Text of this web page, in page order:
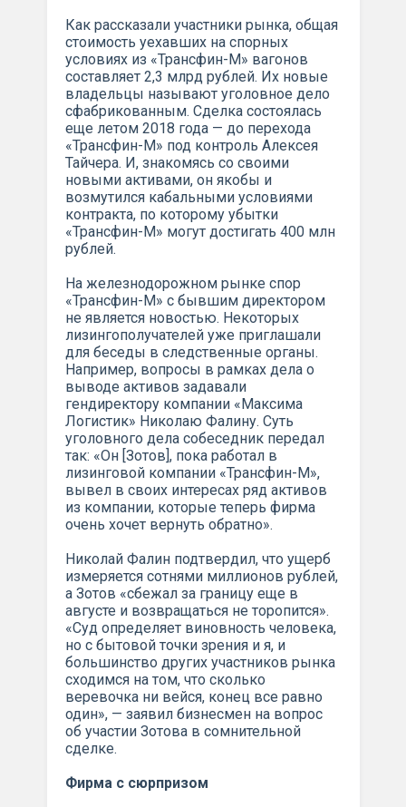
Как рассказали участники рынка, общая
стоимость уехавших на спорных
условиях из «Трансфин-М» вагонов
составляет 2,3 млрд рублей. Их новые
владельцы называют уголовное дело
сфабрикованным. Сделка состоялась
еще летом 2018 года — до перехода
«Трансфин-М» под контроль Алексея
Тайчера. И, знакомясь со своими
новыми активами, он якобы и
возмутился кабальными условиями
контракта, по которому убытки
«Трансфин-М» могут достигать 400 млн
рублей.
На железнодорожном рынке спор
«Трансфин-М» с бывшим директором
не является новостью. Некоторых
лизингополучателей уже приглашали
для беседы в следственные органы.
Например, вопросы в рамках дела о
выводе активов задавали
гендиректору компании «Максима
Логистик» Николаю Фалину. Суть
уголовного дела собеседник передал
так: «Он [Зотов], пока работал в
лизинговой компании «Трансфин-М»,
вывел в своих интересах ряд активов
из компании, которые теперь фирма
очень хочет вернуть обратно».
Николай Фалин подтвердил, что ущерб
измеряется сотнями миллионов рублей,
а Зотов «сбежал за границу еще в
августе и возвращаться не торопится».
«Суд определяет виновность человека,
но с бытовой точки зрения и я, и
большинство других участников рынка
сходимся на том, что сколько
веревочка ни вейся, конец все равно
один», — заявил бизнесмен на вопрос
об участии Зотова в сомнительной
сделке.
Фирма с сюрпризом